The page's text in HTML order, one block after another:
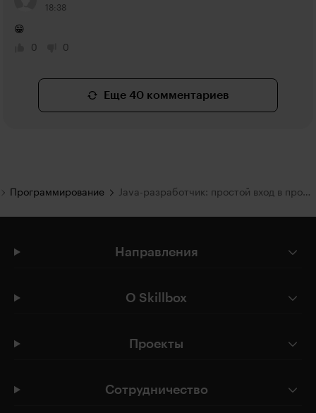
18:38
😁
0
0
Еще 40 комментариев
Программирование Java-разработчик: простой вход в профессию
Направления
О Skillbox
Проекты
Сотрудничество